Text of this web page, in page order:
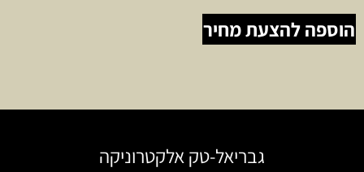
הוספה להצעת מחיר
גבריאל-טק אלקטרוניקה